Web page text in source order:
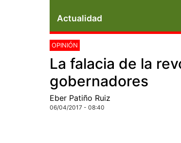
Actualidad
OPINIÓN
La falacia de la
gobernadores
Eber Patiño Ruiz
06/04/2017 - 08:40